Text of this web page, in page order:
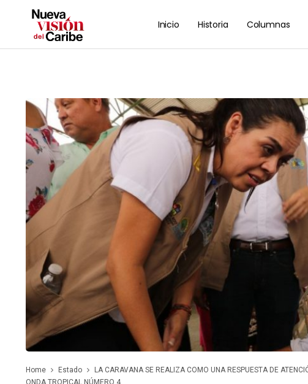
Inicio Historia Columnas
Home Estado
LA CARAVANA SE REALIZA COMO UNA RESPUESTA DE